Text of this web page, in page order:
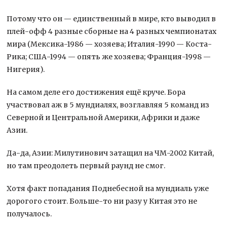
Потому что он — единственный в мире, кто выводил в
плей-офф 4 разные сборные на 4 разных чемпионатах
мира (Мексика-1986 — хозяева; Италия-1990 — Коста-
Рика; США-1994 — опять же хозяева; Франция-1998 —
Нигерия).
На самом деле его достижения ещё круче. Бора
участвовал аж в 5 мундиалях, возглавляя 5 команд из
Северной и Центральной Америки, Африки и даже
Азии.
Да-да, Азии: Милутинович затащил на ЧМ-2002 Китай,
но там преодолеть первый раунд не смог.
Хотя факт попадания Поднебесной на мундиаль уже
дорогого стоит. Больше-то ни разу у Китая это не
получалось.